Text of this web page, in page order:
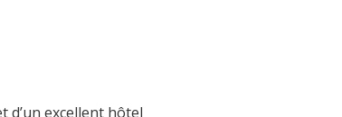
d’un excellent hôtel